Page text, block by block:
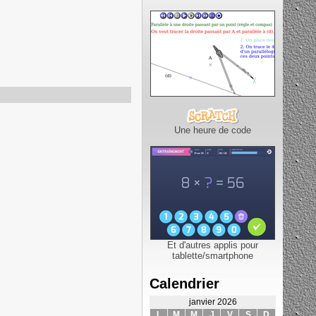
Une heure de code
Et d'autres applis pour
tablette/smartphone
Calendrier
janvier 2026